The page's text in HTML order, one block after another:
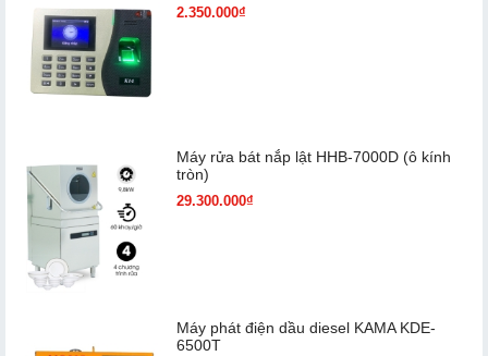
2.350.000₫
Máy rửa bát nắp lật HHB-7000D (ô kính
tròn)
29.300.000₫
Máy phát điện dầu diesel KAMA KDE-
6500T